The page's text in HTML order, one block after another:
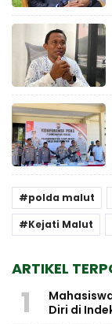
polda malut
Kejati Malut
ARTIKEL
1
Diri di